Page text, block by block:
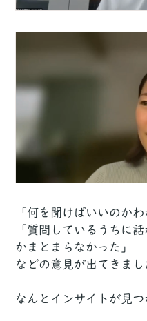
「何を聞けばいいのか
「質問しているうちに
かまとまらなかった」
などの意見が出てきまし
なんとインサイトが見つ